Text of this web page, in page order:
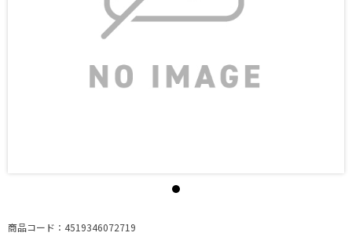
商品コード：4519346072719